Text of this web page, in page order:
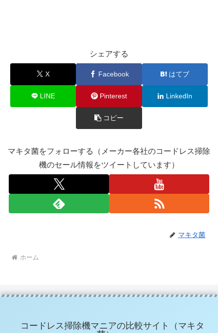
シェアする
X Facebook はてブ
LINE Pinterest LinkedIn
コピー
マキタ菌をフォローする（メーカー各社のコードレス掃除
機のセール情報をツイートしています）
マキタ菌
ホーム
コードレス掃除機マニアの比較サイト（マキタ